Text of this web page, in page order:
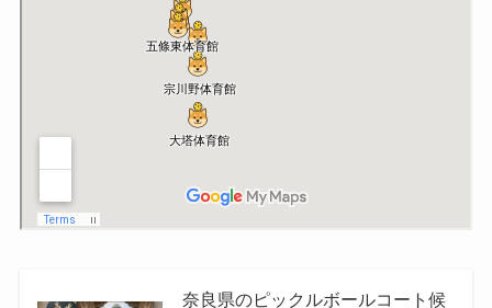
奈良県のピックルボールコート候